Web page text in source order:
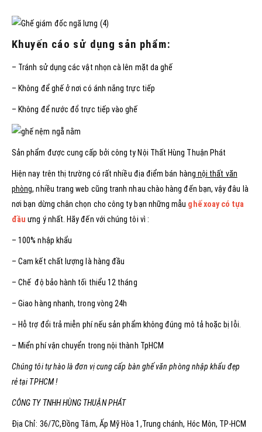
Khuyến cáo sử dụng sản phẩm:
– Tránh sử dụng các vật nhọn cà lên mặt da ghế
– Không để ghế ở nơi có ánh nắng trực tiếp
– Không để nước đổ trực tiếp vào ghế
Sản phẩm được cung cấp bởi công ty Nội Thất Hùng Thuận Phát
Hiện nay trên thị trường có rất nhiều địa điểm bán hàng nội thất văn
phòng, nhiều trang web cũng tranh nhau chào hàng đến bạn, vậy đâu là
nơi bạn dừng chân chọn cho công ty bạn những mẫu ghế xoay có tựa
đầu ưng ý nhất. Hãy đến với chúng tôi vì :
– 100% nhập khẩu
– Cam kết chất lượng là hàng đầu
– Chế độ bảo hành tối thiểu 12 tháng
– Giao hàng nhanh, trong vòng 24h
– Hỗ trợ đổi trả miễn phí nếu sản phẩm không đúng mô tả hoặc bị lỗi.
– Miển phí vận chuyển trong nội thành TpHCM
Chúng tôi tự hào là đơn vị cung cấp bàn ghế văn phòng nhập khẩu đẹp
rẻ tại TPHCM !
CÔNG TY TNHH HÙNG THUẬN PHÁT
Địa Chỉ: 36/7C,Đồng Tâm, Ấp Mỹ Hòa 1,Trung chánh, Hóc Môn, TP-HCM